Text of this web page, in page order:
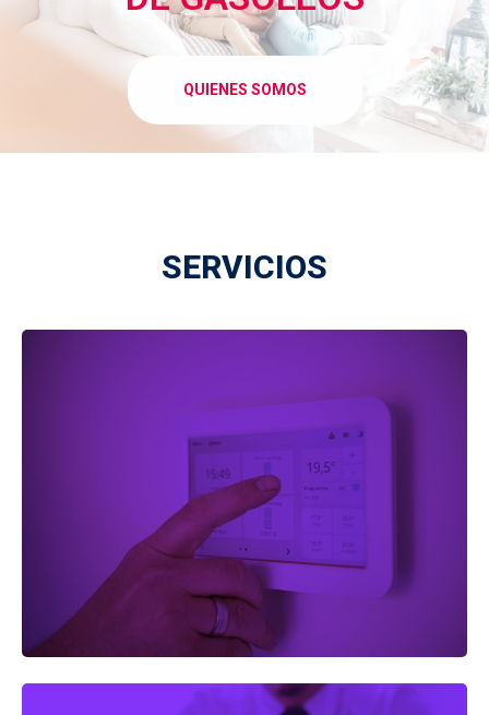
QUIENES SOMOS
SERVICIOS
PEDIDOS DE GASOLEO ONLINE
Reserva tu pedido online de una manera muy sencilla,
pincha en el botón e informate.